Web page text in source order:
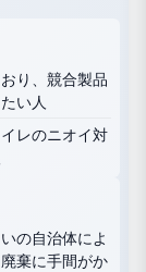
り、競合製品
い人
レのニオイ対
の自治体によ
棄に手間がか